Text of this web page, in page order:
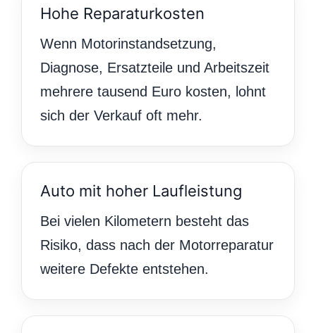
Hohe Reparaturkosten
Wenn Motorinstandsetzung,
Diagnose, Ersatzteile und Arbeitszeit
mehrere tausend Euro kosten, lohnt
sich der Verkauf oft mehr.
Auto mit hoher Laufleistung
Bei vielen Kilometern besteht das
Risiko, dass nach der Motorreparatur
weitere Defekte entstehen.